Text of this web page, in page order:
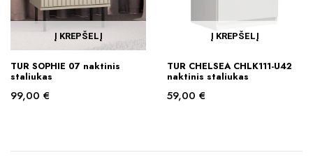
Į KREPŠELĮ
TUR SOPHIE 07 naktinis
staliukas
99,00 €
Į KREPŠELĮ
TUR CHELSEA CHLK111-U42
naktinis staliukas
59,00 €